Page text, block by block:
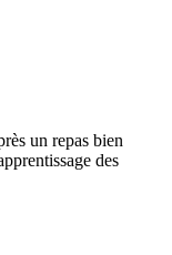
un repas bien
des